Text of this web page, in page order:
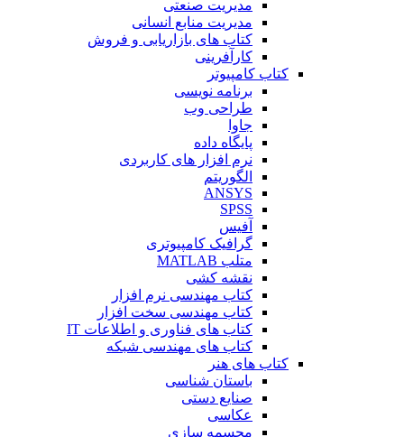
مدیریت صنعتی
مدیریت منابع انسانی
کتاب های بازاریابی و فروش
کارآفرینی
کتاب کامپیوتر
برنامه نویسی
طراحی وب
جاوا
پایگاه داده
نرم افزار های کاربردی
الگوریتم
ANSYS
SPSS
آفیس
گرافیک کامپیوتری
متلب MATLAB
نقشه کشی
کتاب مهندسی نرم افزار
کتاب مهندسی سخت افزار
کتاب های فناوری و اطلاعات IT
کتاب های مهندسی شبکه
کتاب های هنر
باستان شناسی
صنایع دستی
عکاسی
مجسمه سازی